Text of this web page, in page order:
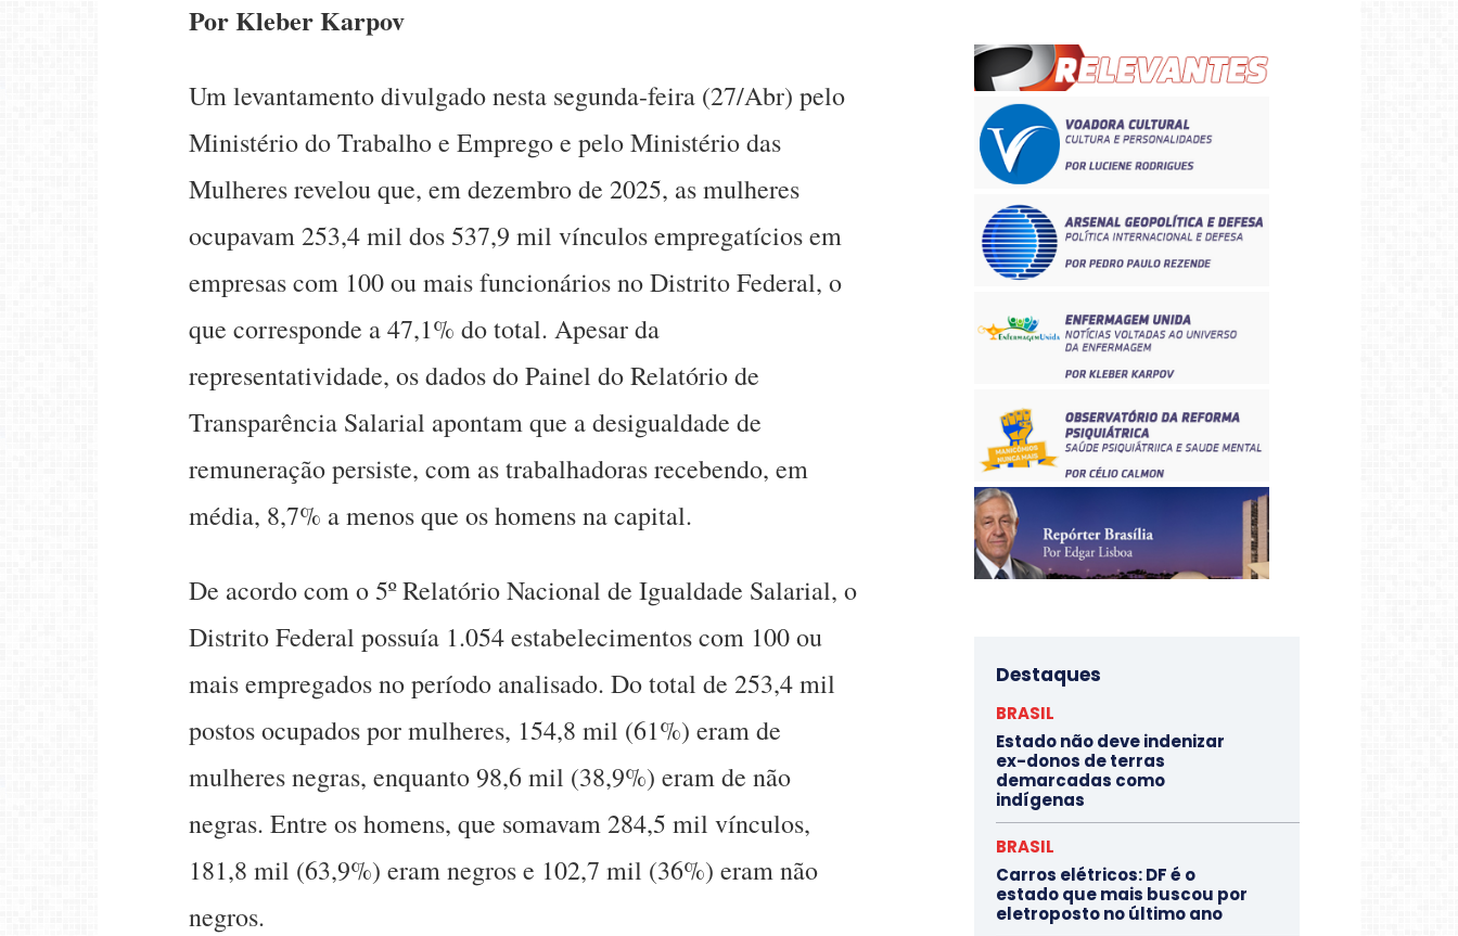
Por Kleber Karpov
Um levantamento divulgado nesta segunda-feira (27/Abr) pelo
Ministério do Trabalho e Emprego e pelo Ministério das
Mulheres revelou que, em dezembro de 2025, as mulheres
ocupavam 253,4 mil dos 537,9 mil vínculos empregatícios em
empresas com 100 ou mais funcionários no Distrito Federal, o
que corresponde a 47,1% do total. Apesar da
representatividade, os dados do Painel do Relatório de
Transparência Salarial apontam que a desigualdade de
remuneração persiste, com as trabalhadoras recebendo, em
média, 8,7% a menos que os homens na capital.
De acordo com o 5º Relatório Nacional de Igualdade Salarial, o
Distrito Federal possuía 1.054 estabelecimentos com 100 ou
mais empregados no período analisado. Do total de 253,4 mil
postos ocupados por mulheres, 154,8 mil (61%) eram de
mulheres negras, enquanto 98,6 mil (38,9%) eram de não
negras. Entre os homens, que somavam 284,5 mil vínculos,
181,8 mil (63,9%) eram negros e 102,7 mil (36%) eram não
negros.
Destaques
BRASIL
Estado não deve indenizar
ex-donos de terras
demarcadas como
indígenas
BRASIL
Carros elétricos: DF é o
estado que mais buscou por
eletroposto no último ano